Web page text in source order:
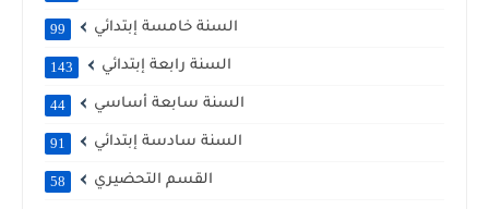
السنة خامسة إبتدائي 99
السنة رابعة إبتدائي 143
السنة سابعة أساسي 44
السنة سادسة إبتدائي 91
القسم التحضيري 58